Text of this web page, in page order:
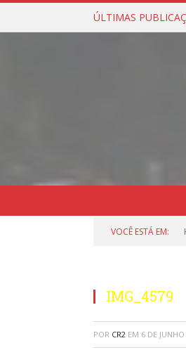
ÚLTIMAS
VOCÊ ESTÁ EM:
IMG_4579
POR CR2 EM 6 DE